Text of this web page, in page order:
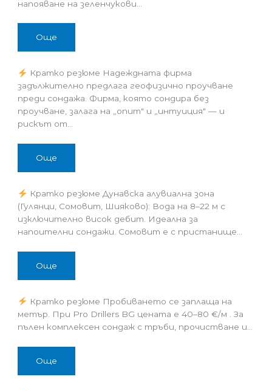
напояване на зеленчукови…
Още
Кратко резюме Надеждната фирма
задължително предлага геофизично проучване
преди сондажа. Фирма, която сондира без
проучване, залага на „опит" и „интуиция" — и
рискът от…
Още
Кратко резюме Дунавска алувиална зона
(Гулянци, Сомовит, Шияково): Вода на 8–22 м с
изключително висок дебит. Идеална за
напоителни сондажи. Сомовит е с пристанище…
Още
Кратко резюме Пробиването се заплаща на
метър. При Pro Drillers BG цената е 40–80 €/м . За
пълен комплексен сондаж с тръби, прочистване и…
Още